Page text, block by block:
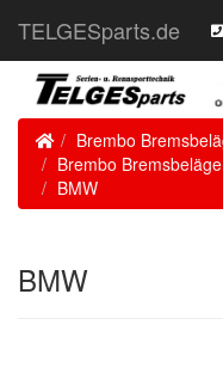
TELGESparts.de
HomeBrembo
Brembo
BMW
BMW